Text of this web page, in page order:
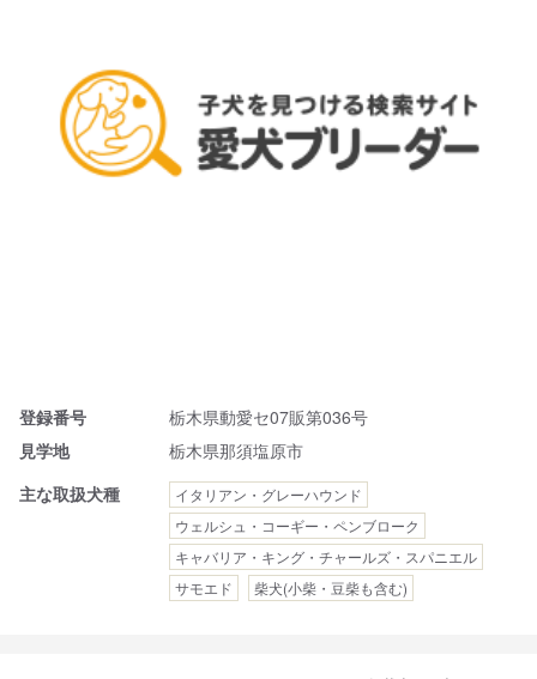
登録番号
栃木県動愛セ07販第036号
見学地
栃木県那須塩原市
主な取扱犬種
イタリアン・グレーハウンド
ウェルシュ・コーギー・ペンブローク
キャバリア・キング・チャールズ・スパニエル
サモエド
柴犬(小柴・豆柴も含む)